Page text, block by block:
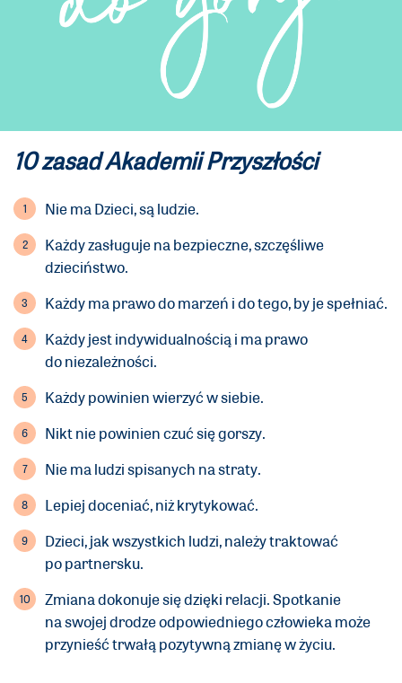
10 zasad Akademii Przyszłości
Nie ma Dzieci, są ludzie.
Każdy zasługuje na bezpieczne, szczęśliwe
dzieciństwo.
Każdy ma prawo do marzeń i do tego, by je spełniać.
Każdy jest indywidualnością i ma prawo
do niezależności.
Każdy powinien wierzyć w siebie.
Nikt nie powinien czuć się gorszy.
Nie ma ludzi spisanych na straty.
Lepiej doceniać, niż krytykować.
Dzieci, jak wszystkich ludzi, należy traktować
po partnersku.
Zmiana dokonuje się dzięki relacji. Spotkanie
na swojej drodze odpowiedniego człowieka może
przynieść trwałą pozytywną zmianę w życiu.